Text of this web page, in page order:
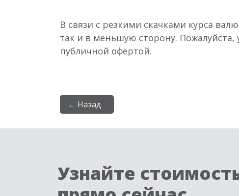
В связи с резкими скачками курса
так и в меньшую сторону.
публичной офертой.
← Назад
Узнайте